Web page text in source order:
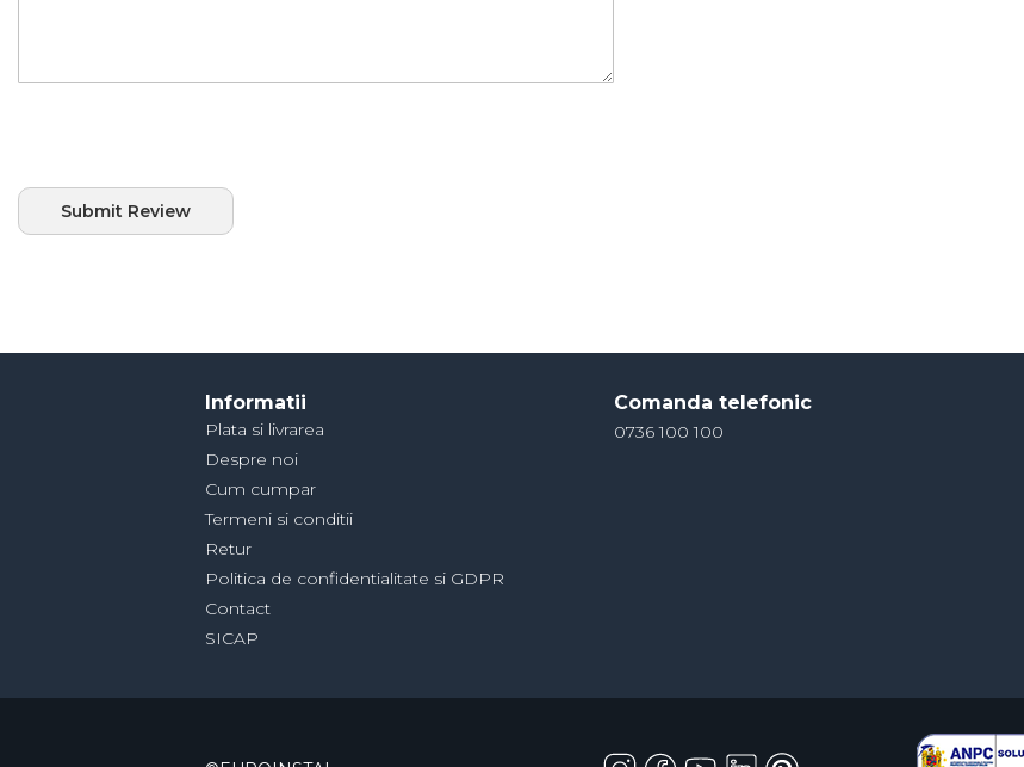
Submit Review
Informatii
Plata si livrarea
Despre noi
Cum cumpar
Termeni si conditii
Retur
Politica de confidentialitate si GDPR
Contact
SICAP
Comanda telefonic
0736 100 100